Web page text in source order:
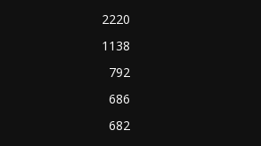
2220
1138
792
686
682